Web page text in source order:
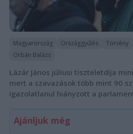
Magyarország Országgyűlés Törvény
Orbán Balázs
Lázár János júliusi tiszteletdíja
mert a szavazások több mint 90
igazolatlanul hiányzott a
Ajánljuk még